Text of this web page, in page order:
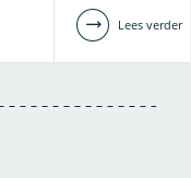
Lees verder